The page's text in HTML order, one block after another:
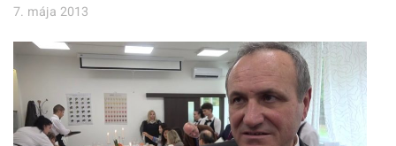
7. mája 2013